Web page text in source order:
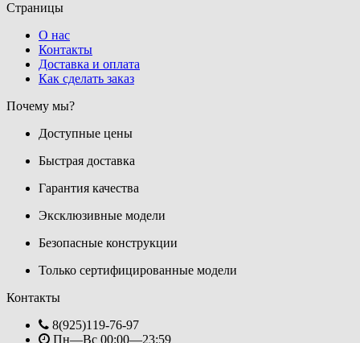
Страницы
О нас
Контакты
Доставка и оплата
Как сделать заказ
Почему мы?
Доступные цены
Быстрая доставка
Гарантия качества
Эксклюзивные модели
Безопасные конструкции
Только сертифицированные модели
Контакты
8(925)119-76-97
Пн—Вс 00:00—23:59